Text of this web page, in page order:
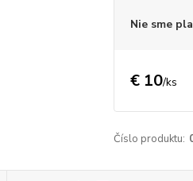
Nie sme
€ 10/ks
Číslo produktu: